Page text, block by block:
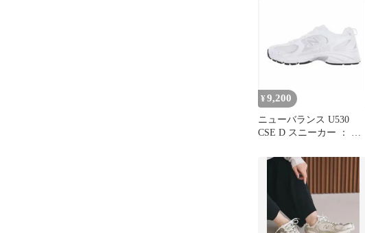
¥ 9,200
ニューバランス U530
CSE D スニーカー ： ホ